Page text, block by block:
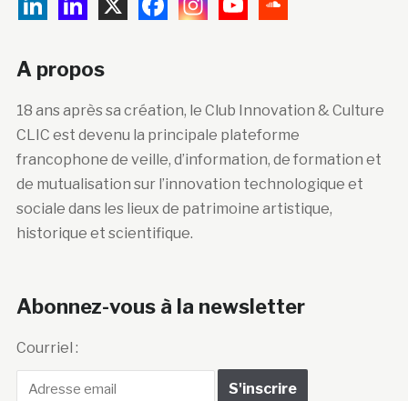
A propos
18 ans après sa création, le Club Innovation & Culture
CLIC est devenu la principale plateforme
francophone de veille, d’information, de formation et
de mutualisation sur l’innovation technologique et
sociale dans les lieux de patrimoine artistique,
historique et scientifique.
Abonnez-vous à la newsletter
Courriel :